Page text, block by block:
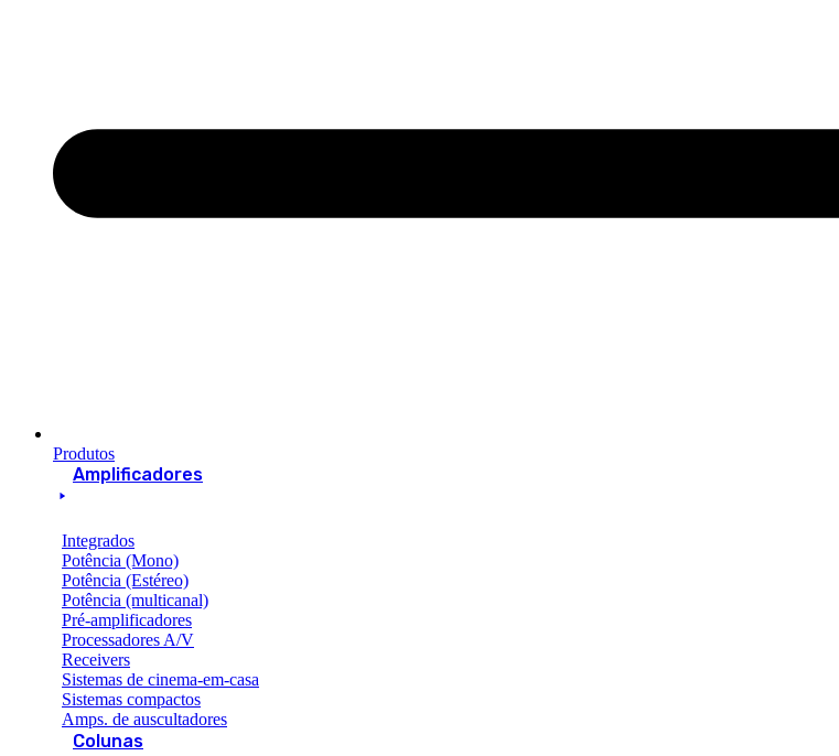
Produtos
Amplificadores
Integrados
Potência (Mono)
Potência (Estéreo)
Potência (multicanal)
Pré-amplificadores
Processadores A/V
Receivers
Sistemas de cinema-em-casa
Sistemas compactos
Amps. de auscultadores
Colunas